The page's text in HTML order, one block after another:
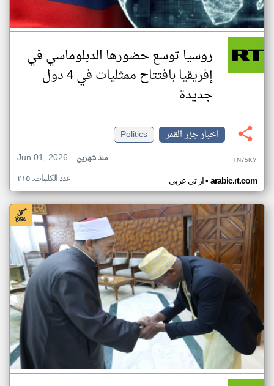
روسيا توسع حضورها الدبلوماسي في
إفريقيا بافتتاح ممثليات في 4 دول
جديدة
اخبار جزر القمر
Politics
Jun 01, 2026
منذ شهرين TN75KY
ار تي عربي• arabic.rt.com عدد الكلمات: ٢١٥